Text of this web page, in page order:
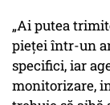
„Ai putea
pieței într-un
specifici, iar
monitorizare,